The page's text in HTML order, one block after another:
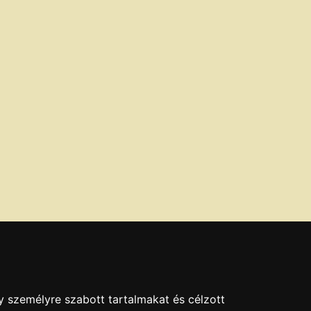
személyre szabott tartalmakat és célzott